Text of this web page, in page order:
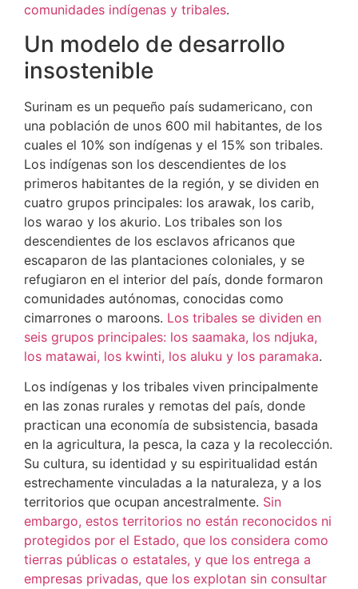
comunidades indígenas y tribales.
Un modelo de desarrollo
insostenible
Surinam es un pequeño país sudamericano, con
una población de unos 600 mil habitantes, de los
cuales el 10% son indígenas y el 15% son tribales.
Los indígenas son los descendientes de los
primeros habitantes de la región, y se dividen en
cuatro grupos principales: los arawak, los carib,
los warao y los akurio. Los tribales son los
descendientes de los esclavos africanos que
escaparon de las plantaciones coloniales, y se
refugiaron en el interior del país, donde formaron
comunidades autónomas, conocidas como
cimarrones o maroons. Los tribales se dividen en
seis grupos principales: los saamaka, los ndjuka,
los matawai, los kwinti, los aluku y los paramaka.
Los indígenas y los tribales viven principalmente
en las zonas rurales y remotas del país, donde
practican una economía de subsistencia, basada
en la agricultura, la pesca, la caza y la recolección.
Su cultura, su identidad y su espiritualidad están
estrechamente vinculadas a la naturaleza, y a los
territorios que ocupan ancestralmente. Sin
embargo, estos territorios no están reconocidos ni
protegidos por el Estado, que los considera como
tierras públicas o estatales, y que los entrega a
empresas privadas, que los explotan sin consultar